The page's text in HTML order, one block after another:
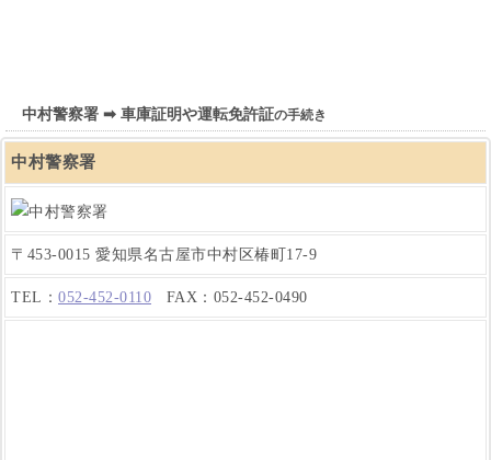
中村警察署 ➡ 車庫証明や運転免許証の手続き
中村警察署
〒453-0015 愛知県名古屋市中村区椿町17-9
TEL： 052-452-0110 FAX：052-452-0490